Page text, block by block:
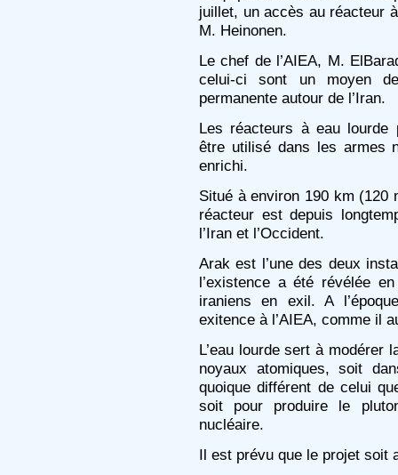
juillet, un accès au réacteur
M. Heinonen.
Le chef de l’AIEA, M.
celui-ci sont un moyen
permanente autour de l’Iran.
Les réacteurs à eau lourde
être utilisé dans les armes
enrichi.
Situé à environ 190 km (120
réacteur est depuis
l’Iran et l’Occident.
Arak est l’une des deux
l’existence a été révélée
iraniens en exil. A
exitence à l’AIEA, comme il
L’eau lourde sert à modérer
noyaux atomiques, soit
quoique différent de celui
soit pour produire le
nucléaire.
Il est prévu que le projet soit